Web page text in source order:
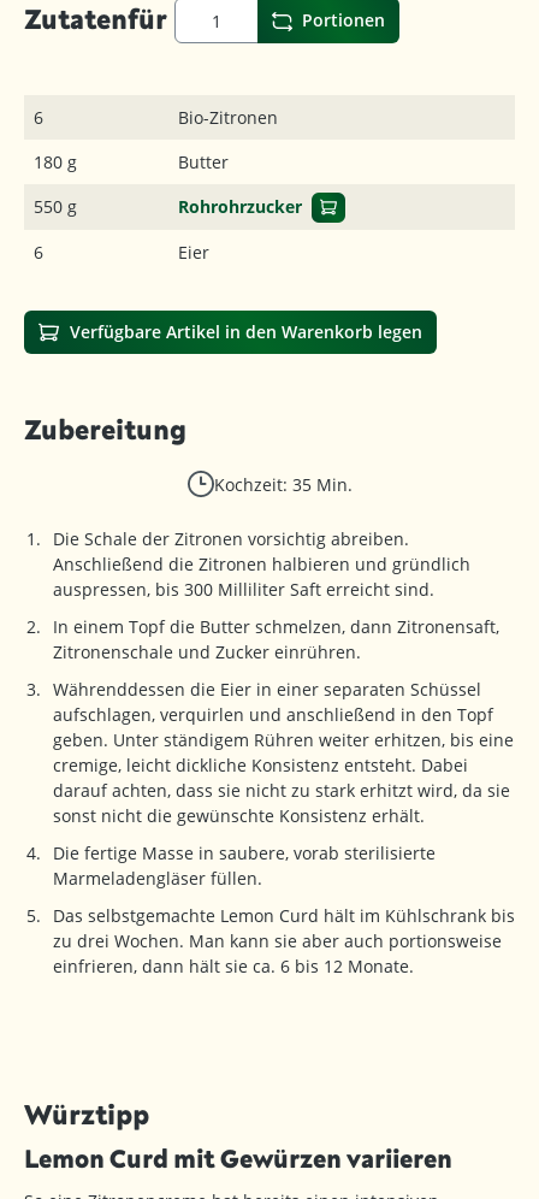
Zutatenfür Portionen
6
Bio-Zitronen
180 g
Butter
550 g
Rohrohrzucker
6
Eier
Verfügbare Artikel in den Warenkorb legen
Zubereitung
Kochzeit: 35 Min.
Die Schale der Zitronen vorsichtig abreiben.
Anschließend die Zitronen halbieren und gründlich
auspressen, bis 300 Milliliter Saft erreicht sind.
In einem Topf die Butter schmelzen, dann Zitronensaft,
Zitronenschale und Zucker einrühren.
Währenddessen die Eier in einer separaten Schüssel
aufschlagen, verquirlen und anschließend in den Topf
geben. Unter ständigem Rühren weiter erhitzen, bis eine
cremige, leicht dickliche Konsistenz entsteht. Dabei
darauf achten, dass sie nicht zu stark erhitzt wird, da sie
sonst nicht die gewünschte Konsistenz erhält.
Die fertige Masse in saubere, vorab sterilisierte
Marmeladengläser füllen.
Das selbstgemachte Lemon Curd hält im Kühlschrank bis
zu drei Wochen. Man kann sie aber auch portionsweise
einfrieren, dann hält sie ca. 6 bis 12 Monate.
Würztipp
Lemon Curd mit Gewürzen variieren